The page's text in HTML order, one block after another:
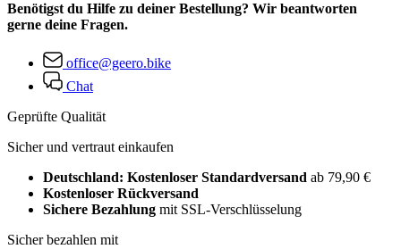
Benötigst du Hilfe zu deiner Bestellung? Wir beantworten
gerne deine Fragen.
office@geero.bike
Chat
Geprüfte Qualität
Sicher und vertraut einkaufen
Deutschland: Kostenloser Standardversand ab 79,90 €
Kostenloser Rückversand
Sichere Bezahlung mit SSL-Verschlüsselung
Sicher bezahlen mit